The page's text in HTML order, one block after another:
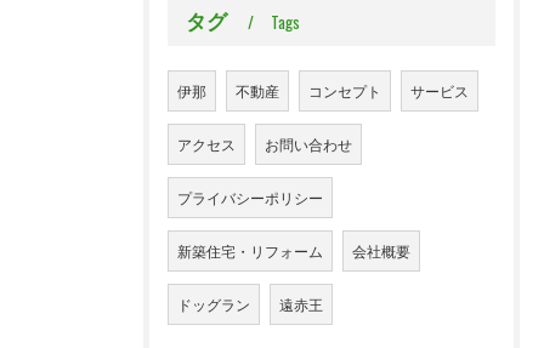
タグ Tags
伊那 不動産 コンセプト サービス
アクセス お問い合わせ
プライバシーポリシー
新築住宅・リフォーム 会社概要
ドッグラン 遠赤王